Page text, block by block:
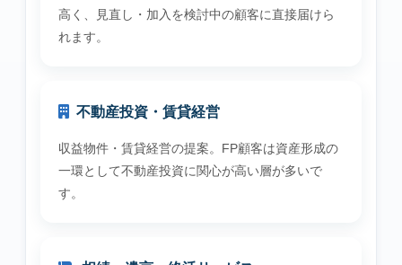
高く、見直し・加入を検討中の顧客に直接届けら
れます。
不動産投資・賃貸経営
収益物件・賃貸経営の提案。FP顧客は資産形成の
一環として不動産投資に関心が高い層が多いで
す。